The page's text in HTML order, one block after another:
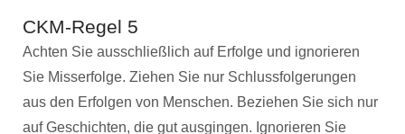
CKM-Regel 5
Achten Sie ausschließlich auf Erfolge und ignorieren
Sie Misserfolge. Ziehen Sie nur Schlussfolgerungen
aus den Erfolgen von Menschen. Beziehen Sie sich nur
auf Geschichten, die gut ausgingen. Ignorieren Sie